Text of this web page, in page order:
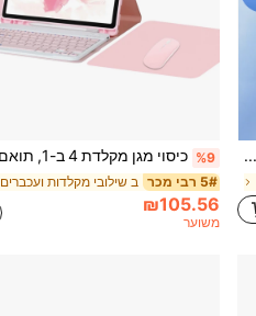
עט סטיילוס אוניברסלי 3 ב-1 עם דיסק גומי, תואם לטאבלטים, סמארטפונים, Pro, Mini, Surface ו-Chromebook %9
5# רבי מכר ב שילובי מקלדות ועכברים
₪105.56
משוער